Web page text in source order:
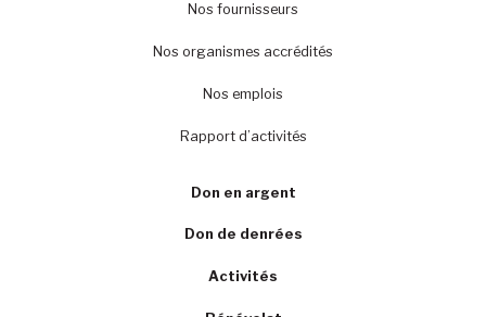
Nos fournisseurs
Nos organismes accrédités
Nos emplois
Rapport d’activités
Don en argent
Don de denrées
Activités